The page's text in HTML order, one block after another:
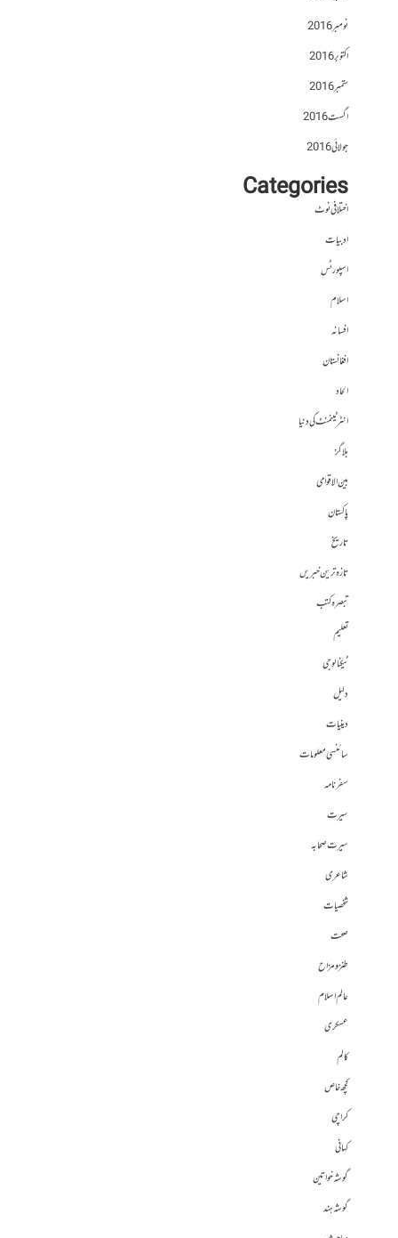
نومبر 2016
اکتوبر 2016
ستمبر 2016
اگست 2016
جولائی 2016
Categories
اختلافی نوٹ
ادبیات
اسپورٹس
اسلام
افسانہ
افغانستان
الحاد
انٹرٹینمنٹ کی دنیا
بلاگز
بین الاقوامی
پاکستان
تاریخ
تازہ ترین خبریں
تبصرہ کتب
تعلیم
ٹیکنالوجی
دلیل
دینیات
سائنسی معلومات
سفرنامہ
سیرت
سیرت صحابہ
شاعری
شخصیات
صحت
طنز و مزاح
عالم اسلام
عسکری
کالم
کچھ خاص
کراچی
کہانی
گوشہ خواتین
گوشہ ہند